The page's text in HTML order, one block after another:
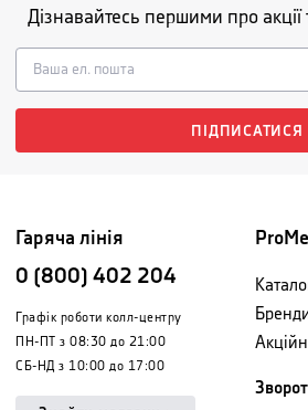
Дізнавайтесь першими про акції
ПІДПИСАТИСЯ
Гаряча лінія
0 (800) 402 204
Графік роботи колл-центру
ПН-ПТ з 08:30 до 21:00
СБ-НД з 10:00 до 17:00